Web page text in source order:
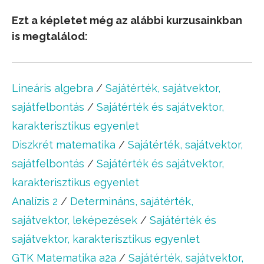
Ezt a képletet még az alábbi kurzusainkban
is megtalálod:
Lineáris algebra / Sajátérték, sajátvektor,
sajátfelbontás / Sajátérték és sajátvektor,
karakterisztikus egyenlet
Diszkrét matematika / Sajátérték, sajátvektor,
sajátfelbontás / Sajátérték és sajátvektor,
karakterisztikus egyenlet
Analízis 2 / Determináns, sajátérték,
sajátvektor, leképezések / Sajátérték és
sajátvektor, karakterisztikus egyenlet
GTK Matematika a2a / Sajátérték, sajátvektor,